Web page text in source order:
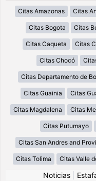
Citas Amazonas Citas
Citas Bogota Citas
Citas Caqueta Citas
Citas Chocó
Citas Departamento de
Citas Guainia Citas
Citas Magdalena Citas
Citas Putumayo
Citas San Andres and
Citas Tolima Citas Valle
Noticias